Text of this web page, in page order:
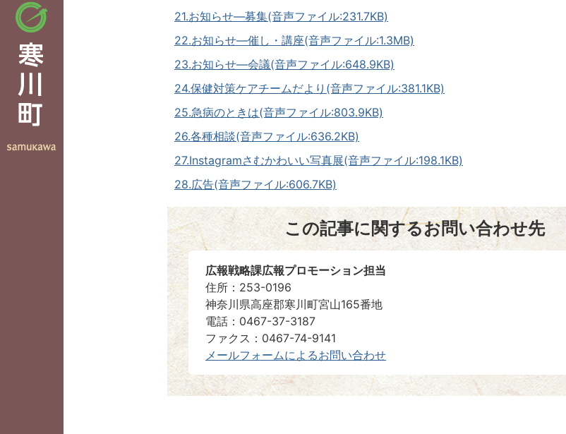
21.お知らせ―募集(音声ファイル:231.7KB)
22.お知らせ―催し・講座(音声ファイル:1.3MB)
23.お知らせ―会議(音声ファイル:648.9KB)
24.保健対策ケアチームだより(音声ファイル:381.1KB)
25.急病のときは(音声ファイル:803.9KB)
26.各種相談(音声ファイル:636.2KB)
27.Instagramさむかわいい写真展(音声ファイル:198.1KB)
28.広告(音声ファイル:606.7KB)
この記事に関するお問い合わせ先
広報戦略課広報プロモーション担当
住所：253-0196
神奈川県高座郡寒川町宮山165番地
電話：0467-37-3187
ファクス：0467-74-9141
メールフォームによるお問い合わせ